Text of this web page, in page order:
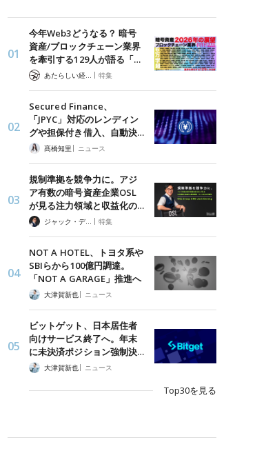
今年Web3どうなる？ 暗号
資産/ブロックチェーン業界
を牽引する129人が語る「…
| 特集
Secured Finance、
「JPYC」対応のレンディン
グや担保付き借入、自動決…
髙橋知里 | ニュース
規制準拠を競争力に。アジ
ア有数の暗号資産企業OSL
が見る注力領域と収益化の…
ジャック・デロン（Jack Derong） | 特集
NOT A HOTEL、トヨタ系や
SBIらから100億円調達。
「NOT A GARAGE」推進へ
大津賀新也| ニュース
ビットゲット、日本居住者
向けサービス終了へ。年末
に未決済ポジション強制決…
大津賀新也| ニュース
Top30を見る